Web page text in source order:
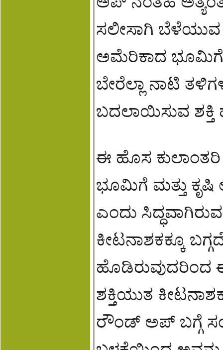
ಸಲೀಸಾಗಿ
ಅಮೆರಿಕಾದ ಭೂಮಿಗೆ
ಬೇರೆಲ್ಲಾ ನಾಟಿ
ಬದಲಾಯಿಸುವ
ಈ ಹೊಸ
ಭೂಮಿಗೆ ಮತ್ತು ಕೃಷಿ
ಎಂದು
ಕೀಟನಾಶಕಕ್ಕೂ
ಹೊಡಿರುವುದರಿಂದ
ಶಕ್ತಿಯುತ
ರೌಂಡ್ ಅಪ್ ಬಗ್ಗೆ